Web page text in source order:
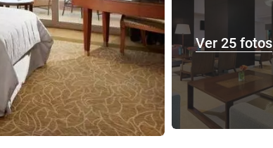
Ver 25 fotos